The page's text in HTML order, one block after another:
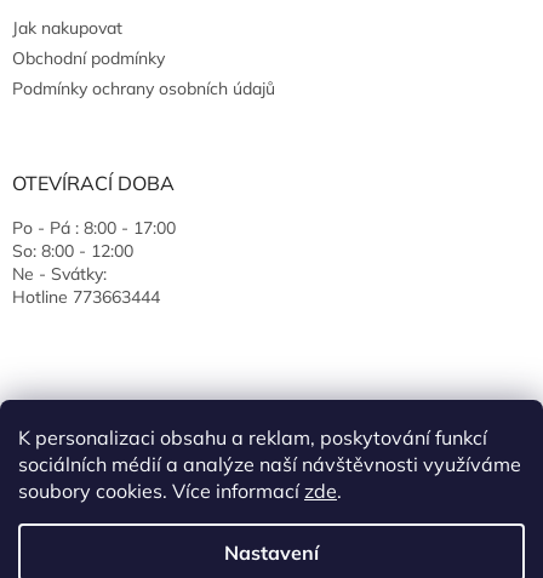
K personalizaci obsahu a reklam, poskytování funkcí
sociálních médií a analýze naší návštěvnosti využíváme
soubory cookies. Více informacízde.
Nastavení
Jak nakupovat
Obchodní podmínky
Podmínky ochrany osobních údajů
OTEVÍRACÍ DOBA
Po - Pá : 8:00 - 17:00
So: 8:00 - 12:00
Ne - Svátky:
Hotline 773663444